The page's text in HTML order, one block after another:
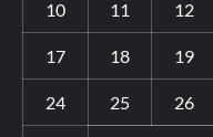
10 11 12
17 18 19
24 25 26